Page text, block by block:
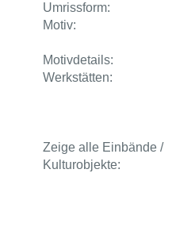
Umrissform:
Motiv:
Motivdetails:
Werkstätten:
Zeige alle Einbände /
Kulturobjekte: